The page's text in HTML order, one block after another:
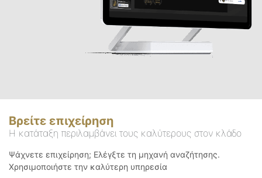
Βρείτε επιχείρηση
Η κατάταξη περιλαμβάνει τους καλύτερους στον κλάδο
Ψάχνετε επιχείρηση; Ελέγξτε τη μηχανή αναζήτησης.
Χρησιμοποιήστε την καλύτερη υπηρεσία